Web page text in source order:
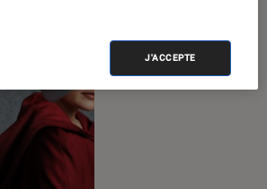
J'ACCEPTE